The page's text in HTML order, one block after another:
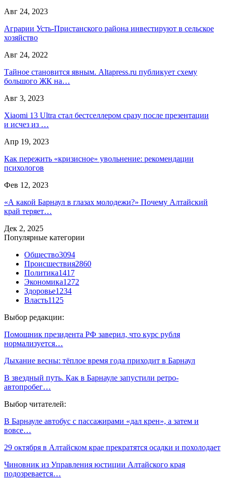
Авг 24, 2023
Аграрии Усть-Пристанского района инвестируют в сельское
хозяйство
Авг 24, 2022
Тайное становится явным. Altapress.ru публикует схему
большого ЖК на…
Авг 3, 2023
Xiaomi 13 Ultra стал бестселлером сразу после презентации
и исчез из …
Апр 19, 2023
Как пережить «кризисное» увольнение: рекомендации
психологов
Фев 12, 2023
«А какой Барнаул в глазах молодежи?» Почему Алтайский
край теряет…
Дек 2, 2025
Популярные категории
Общество3094
Происшествия2860
Политика1417
Экономика1272
Здоровье1234
Власть1125
Выбор редакции:
Помощник президента РФ заверил, что курс рубля
нормализуется…
Дыхание весны: тёплое время года приходит в Барнаул
В звездный путь. Как в Барнауле запустили ретро-
автопробег…
Выбор читателей:
В Барнауле автобус с пассажирами «дал крен», а затем и
вовсе…
29 октября в Алтайском крае прекратятся осадки и похолодает
Чиновник из Управления юстиции Алтайского края
подозревается…